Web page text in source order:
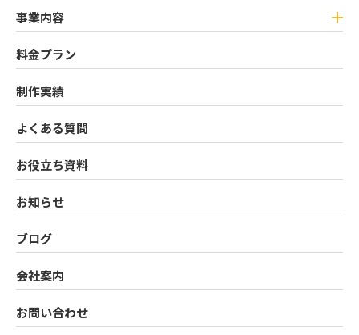
事業内容
料金プラン
制作実績
よくある質問
お役立ち資料
お知らせ
ブログ
会社案内
お問い合わせ